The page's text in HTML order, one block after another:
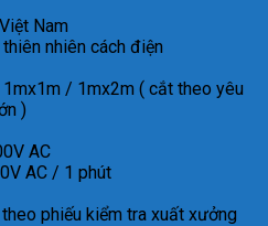
ệt Nam
thiên nhiên cách điện
/ 1mx2m ( cắt theo yêu
n )
AC
AC / 1 phút
phiếu kiểm tra xuất xưởng